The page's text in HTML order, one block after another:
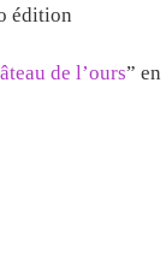
édition
de l’ours”